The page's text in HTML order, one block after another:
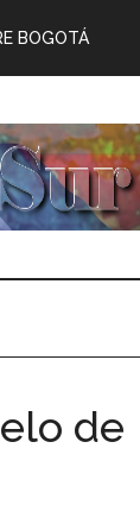
BOGOTÁ
de